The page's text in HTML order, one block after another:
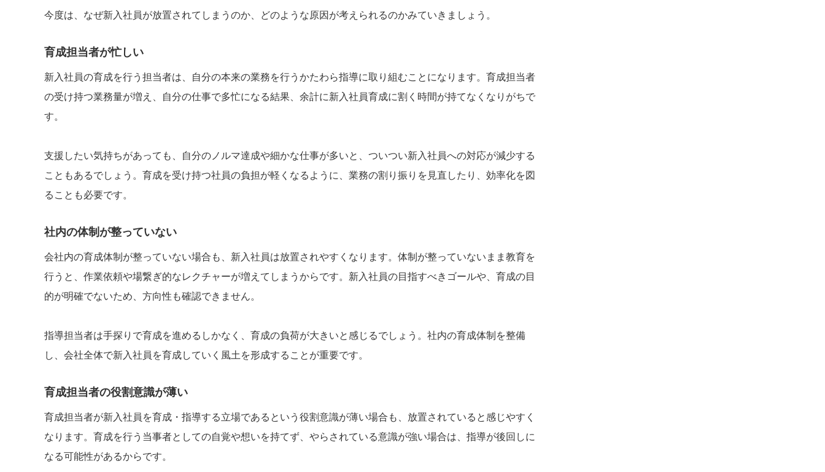
今度は、なぜ新入社員が放置されてしまうのか、どのような原因が考えられるのかみていきましょう。
育成担当者が忙しい
新入社員の育成を行う担当者は、自分の本来の業務を行うかたわら指導に取り組むことになります。育成担当者
の受け持つ業務量が増え、自分の仕事で多忙になる結果、余計に新入社員育成に割く時間が持てなくなりがちで
す。
支援したい気持ちがあっても、自分のノルマ達成や細かな仕事が多いと、ついつい新入社員への対応が減少する
こともあるでしょう。育成を受け持つ社員の負担が軽くなるように、業務の割り振りを見直したり、効率化を図
ることも必要です。
社内の体制が整っていない
会社内の育成体制が整っていない場合も、新入社員は放置されやすくなります。体制が整っていないまま教育を
行うと、作業依頼や場繋ぎ的なレクチャーが増えてしまうからです。新入社員の目指すべきゴールや、育成の目
的が明確でないため、方向性も確認できません。
指導担当者は手探りで育成を進めるしかなく、育成の負荷が大きいと感じるでしょう。社内の育成体制を整備
し、会社全体で新入社員を育成していく風土を形成することが重要です。
育成担当者の役割意識が薄い
育成担当者が新入社員を育成・指導する立場であるという役割意識が薄い場合も、放置されていると感じやすく
なります。育成を行う当事者としての自覚や想いを持てず、やらされている意識が強い場合は、指導が後回しに
なる可能性があるからです。